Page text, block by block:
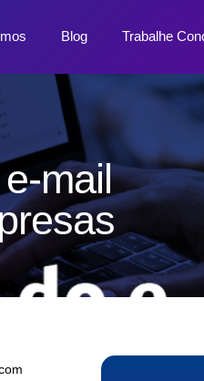
Blog Trabalhe
mail